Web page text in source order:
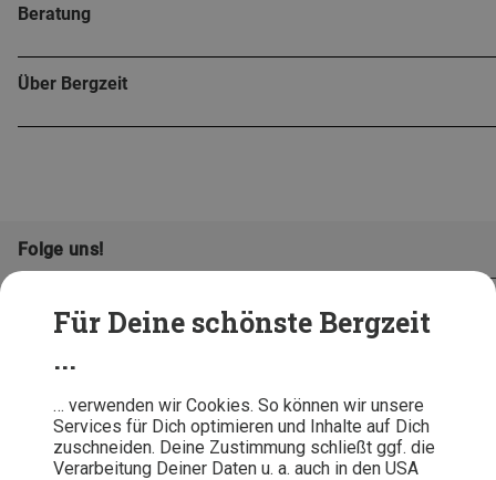
Für Deine schönste Bergzeit
...
… verwenden wir Cookies. So können wir unsere
Services für Dich optimieren und Inhalte auf Dich
zuschneiden. Deine Zustimmung schließt ggf. die
Verarbeitung Deiner Daten u. a. auch in den USA
Beratung
Über Bergzeit
Folge uns!